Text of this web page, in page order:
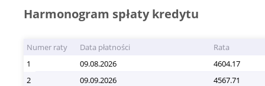
Harmonogram spłaty kredytu
Numer raty Data płatności
Rata
1
09.08.2026
4604.17
2
09.09.2026
4567.71